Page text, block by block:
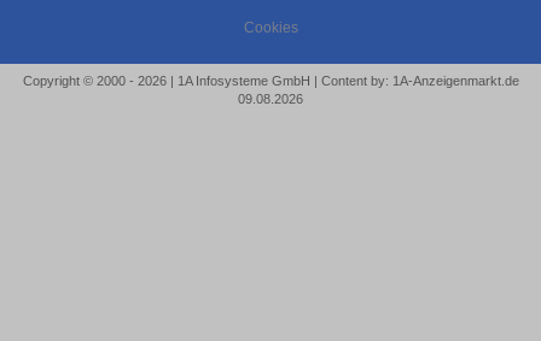
Cookies
Copyright © 2000 - 2026 | 1A Infosysteme GmbH | Content by: 1A-Anzeigenmarkt.de
09.08.2026